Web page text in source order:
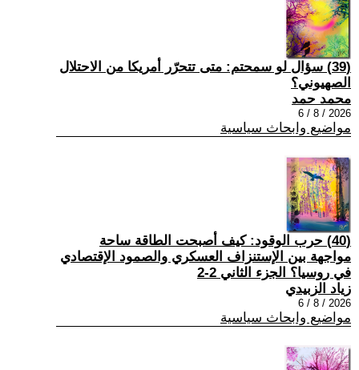
(39) سؤال لو سمحتم: متى تتحرّر أمريكا من الاحتلال
الصهيوني؟
محمد حمد
2026 / 8 / 6
مواضيع وابحاث سياسية
(40) حرب الوقود: كيف أصبحت الطاقة ساحة
مواجهة بين الإستنزاف العسكري والصمود الإقتصادي
في روسيا؟ الجزء الثاني 2-2
زياد الزبيدي
2026 / 8 / 6
مواضيع وابحاث سياسية